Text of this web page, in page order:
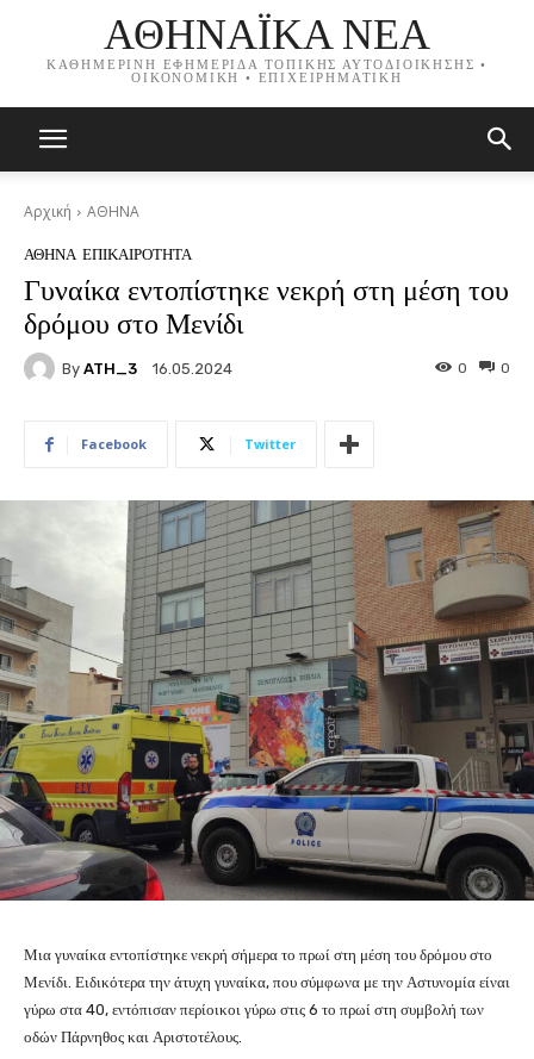
ΑΘΗΝΑΪΚΑ ΝΕΑ
ΚΑΘΗΜΕΡΙΝΗ ΕΦΗΜΕΡΙΔΑ ΤΟΠΙΚΗΣ ΑΥΤΟΔΙΟΙΚΗΣΗΣ •
ΟΙΚΟΝΟΜΙΚΗ • ΕΠΙΧΕΙΡΗΜΑΤΙΚΗ
Αρχική ΑΘΗΝΑ
ΑΘΗΝΑ ΕΠΙΚΑΙΡΟΤΗΤΑ
Γυναίκα εντοπίστηκε νεκρή στη μέση του
δρόμου στο Μενίδι
By ATH_3 16.05.2024 0
0
Facebook Twitter
Μια γυναίκα εντοπίστηκε νεκρή σήμερα το πρωί στη μέση του δρόμου στο
Μενίδι. Ειδικότερα την άτυχη γυναίκα, που σύμφωνα με την Αστυνομία είναι
γύρω στα 40, εντόπισαν περίοικοι γύρω στις 6 το πρωί στη συμβολή των
οδών Πάρνηθος και Αριστοτέλους.